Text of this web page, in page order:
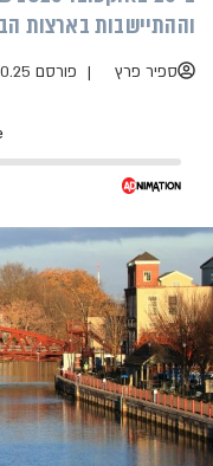
וההתיישבות בארצות
ספיר פרץ פורסם 26.10.25 | 11:00